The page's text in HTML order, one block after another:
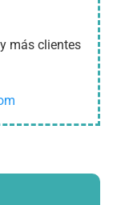
más clientes